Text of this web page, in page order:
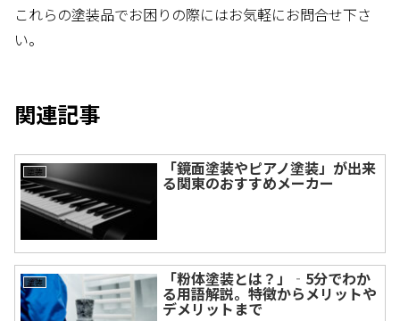
これらの塗装品でお困りの際にはお気軽にお問合せ下さ
い。
関連記事
塗装 「鏡面塗装やピアノ塗装」が出来
る関東のおすすめメーカー
塗装 「粉体塗装とは？」‐5分でわか
る用語解説。特徴からメリットや
デメリットまで